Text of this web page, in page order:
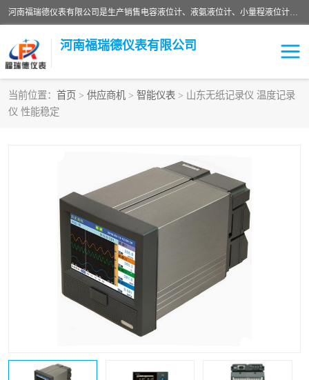
河南福瑞德仪表有限公司是生产销售电容液位计、液氨液位计、小量程液位计定制、智能锅炉水位计、液氮液位计等；并在产品开发、研制的过程中，吸取国内外仪器仪表的技术精华，建立了一支高、精、尖的科研开发队伍，使产品性能不断升级。
河南福瑞德仪表有限公司
当前位置： 首页 > 供应商机 > 智能仪表 > 山东无纸记录仪 温度记录
仪 性能稳定
液位计
液氮液位计
差压变送器 液位计传感器定制
液氨液位计
油量传感器 测漏仪